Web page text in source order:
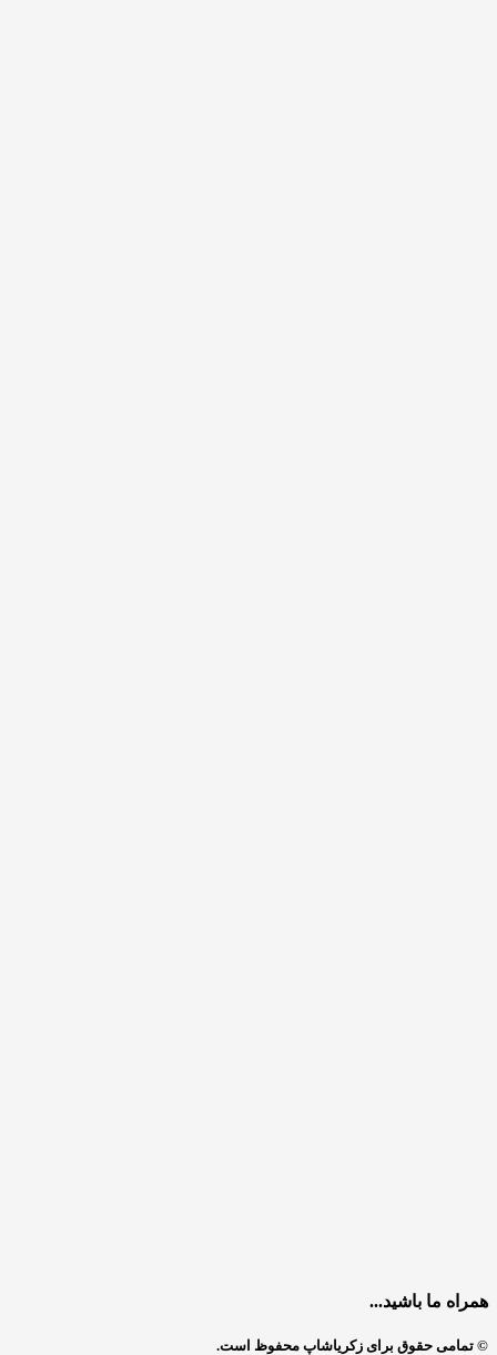
همراه ما باشید...
© تمامی حقوق برای زکریاشاپ محفوظ است.